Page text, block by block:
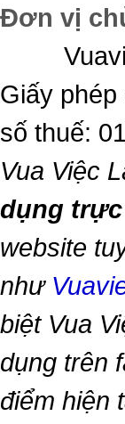
Đơn vị
Giấy
số thuế:
Vua Việc
dụng
website
như
biệt Vua
dụng trên
điểm hiện